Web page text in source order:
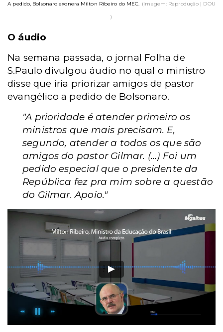
A pedido, Bolsonaro exonera Milton Ribeiro do MEC. (Imagem: Reprodução | DOU
)
O áudio
Na semana passada, o jornal Folha de
S.Paulo divulgou áudio no qual o ministro
disse que iria priorizar amigos de pastor
evangélico a pedido de Bolsonaro.
"A prioridade é atender primeiro os
ministros que mais precisam. E,
segundo, atender a todos os que são
amigos do pastor Gilmar. (...) Foi um
pedido especial que o presidente da
República fez pra mim sobre a questão
do Gilmar. Apoio."